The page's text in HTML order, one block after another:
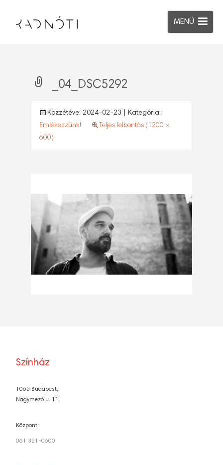
MENÜ
_04_DSC5292
Közzétéve: 2024-02-23 | Kategória:
Emlékezzünk!
Teljes felbontás (1200 ×
600)
Színház
1065 Budapest,
Nagymező u. 11.
Központ:
061 321-0600